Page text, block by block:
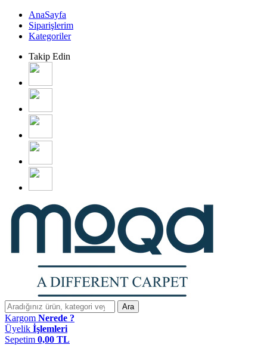
AnaSayfa
Siparişlerim
Kategoriler
Takip Edin
Ara
Kargom Nerede ?
Üyelik İşlemleri
Sepetim 0,00 TL